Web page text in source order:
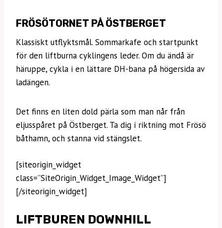
FRÖSÖTORNET PÅ ÖSTBERGET
Klassiskt utflyktsmål. Sommarkafe och startpunkt
för den liftburna cyklingens leder. Om du ändå är
häruppe, cykla i en lättare DH-bana på högersida av
ladängen.
Det finns en liten dold pärla som man når från
eljusspåret på Östberget. Ta dig i riktning mot Frösö
båthamn, och stanna vid stängslet.
[siteorigin_widget
class=”SiteOrigin_Widget_Image_Widget”]
[/siteorigin_widget]
LIFTBUREN DOWNHILL